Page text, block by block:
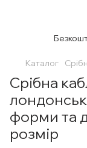
Каталог
Срібна
форми та
розмір